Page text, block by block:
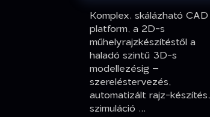
Komplex, skálázható CAD
platform, a 2D-s
műhelyrajzkészítéstől a
haladó szintű 3D-s
modellezésig –
szereléstervezés,
automatizált rajz-készítés,
szimuláció ...